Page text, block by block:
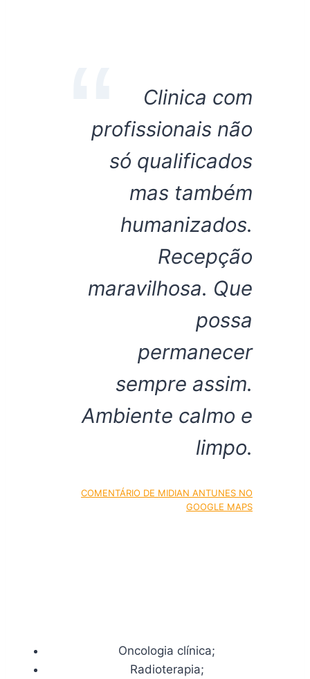
Clinica com
profissionais não
só qualificados
mas também
humanizados.
Recepção
maravilhosa. Que
possa
permanecer
sempre assim.
Ambiente calmo e
limpo.
COMENTÁRIO DE MIDIAN ANTUNES NO
GOOGLE MAPS
Oncologia clínica;
Radioterapia;